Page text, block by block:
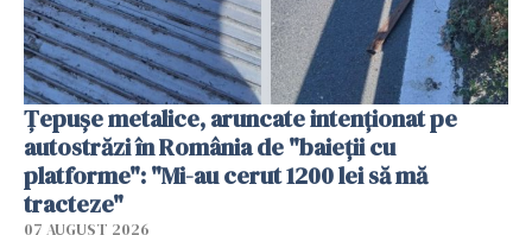
Țepușe metalice, aruncate intenționat pe
autostrăzi în România de "baieții cu
platforme": "Mi-au cerut 1200 lei să mă
tracteze"
07 AUGUST 2026